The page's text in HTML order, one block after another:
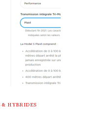
& HYBRIDES